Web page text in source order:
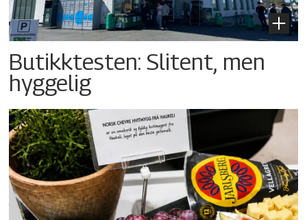
Butikktesten: Slitent, men
hyggelig